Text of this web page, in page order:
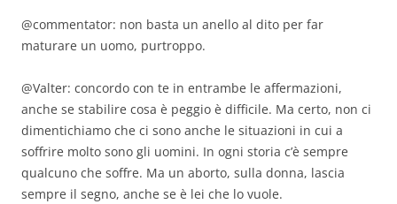
@commentator: non basta un anello al dito per far
maturare un uomo, purtroppo.
@Valter: concordo con te in entrambe le affermazioni,
anche se stabilire cosa è peggio è difficile. Ma certo, non ci
dimentichiamo che ci sono anche le situazioni in cui a
soffrire molto sono gli uomini. In ogni storia c’è sempre
qualcuno che soffre. Ma un aborto, sulla donna, lascia
sempre il segno, anche se è lei che lo vuole.